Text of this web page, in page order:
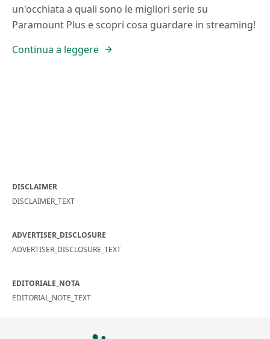
un'occhiata a quali sono le migliori serie su
Paramount Plus e scopri cosa guardare in streaming!
Continua a leggere
DISCLAIMER
DISCLAIMER_TEXT
ADVERTISER_DISCLOSURE
ADVERTISER_DISCLOSURE_TEXT
EDITORIALE_NOTA
EDITORIAL_NOTE_TEXT